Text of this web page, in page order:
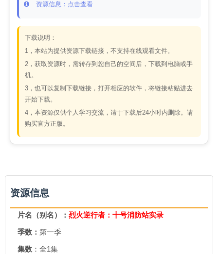
资源信息：点击查看
下载说明：
1，本站为提供资源下载链接，不支持在线观看文件。
2，获取资源时，需转存到您自己的空间后，下载到电脑或手
机。
3，也可以复制下载链接，打开相应的软件，将链接粘贴进去
开始下载。
4，本资源仅供个人学习交流，请于下载后24小时内删除。请
购买官方正版。
资源信息
片名（别名）： 烈火逆行者：十号消防站实录
季数： 第一季
集数 ：全1集